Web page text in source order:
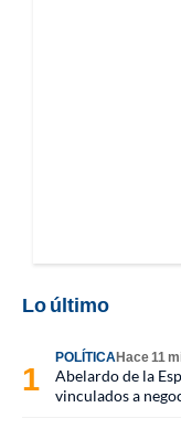
Lo último
POLÍTICAHace 11
Abelardo de la
vinculados a